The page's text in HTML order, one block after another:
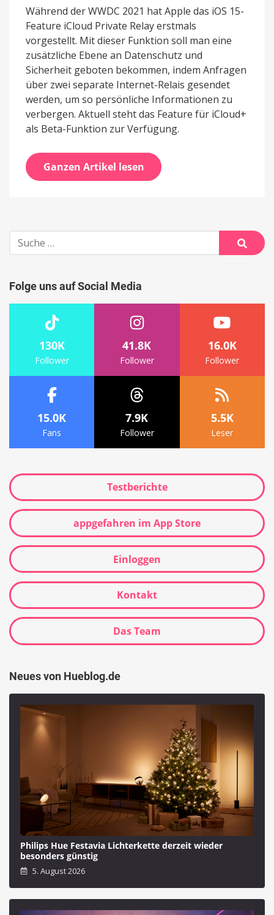
Während der WWDC 2021 hat Apple das iOS 15-
Feature iCloud Private Relay erstmals
vorgestellt. Mit dieser Funktion soll man eine
zusätzliche Ebene an Datenschutz und
Sicherheit geboten bekommen, indem Anfragen
über zwei separate Internet-Relais gesendet
werden, um so persönliche Informationen zu
verbergen. Aktuell steht das Feature für iCloud+
als Beta-Funktion zur Verfügung.
Ganzen Artikel lesen
Suche
nach:
Suche
Folge uns auf Social Media
130K
Follower
41.8K
Follower
16.0K
Follower
15.0K
Fans
7.9K
Follower
5.5K
Leser
Testberichte
appgefahren im App Store
Einloggen
Kontakt
Das Team
Neues von Hueblog.de
Philips Hue Festavia Lichterkette derzeit wieder
besonders günstig
5. August 2026